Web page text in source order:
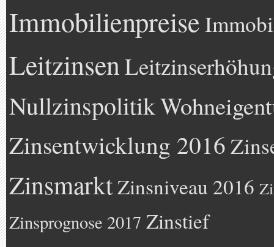
Immobilienpreise
Leitzinsen
Nullzinspolitik
Zinsentwicklung 2016
ZinsmarktZinsniveau 2016
Zinsprognose 2017 Zinstief